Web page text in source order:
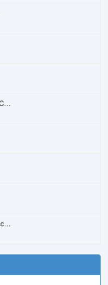
Mindenki Táncol – Majka Curtis, Péter Majoros
Sara Perche Ti Amo – Ricchi E Poveri